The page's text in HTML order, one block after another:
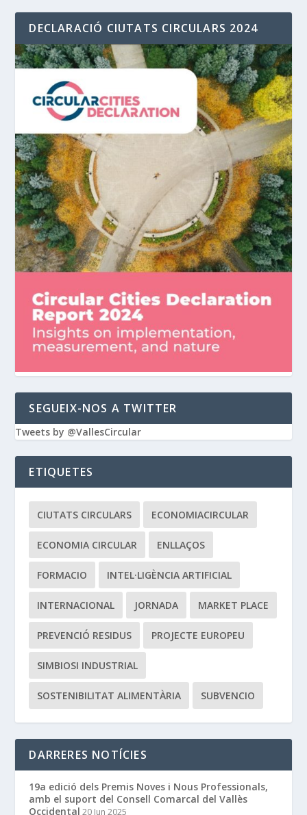
DECLARACIÓ CIUTATS CIRCULARS 2024
SEGUEIX-NOS A TWITTER
Tweets by @VallesCircular
ETIQUETES
CIUTATS CIRCULARS ECONOMIACIRCULAR
ECONOMIA CIRCULAR ENLLAÇOS
FORMACIO INTEL·LIGÈNCIA ARTIFICIAL
INTERNACIONAL JORNADA MARKET PLACE
PREVENCIÓ RESIDUS PROJECTE EUROPEU
SIMBIOSI INDUSTRIAL
SOSTENIBILITAT ALIMENTÀRIA SUBVENCIO
DARRERES NOTÍCIES
19a edició dels Premis Noves i Nous Professionals,
amb el suport del Consell Comarcal del Vallès
Occidental 20 Jun 2025